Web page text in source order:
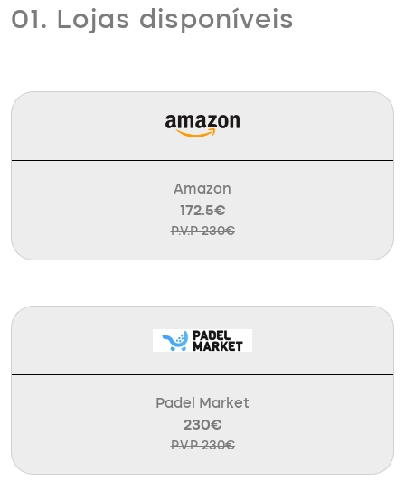
01. Lojas disponíveis
Amazon
172.5€
P.V.P 230€
Padel Market
230€
P.V.P 230€